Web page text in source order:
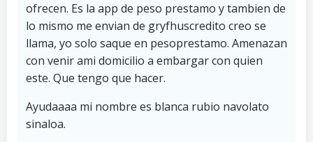
ofrecen. Es la app de peso prestamo y tambien de
lo mismo me envian de gryfhuscredito creo se
llama, yo solo saque en pesoprestamo. Amenazan
con venir ami domicilio a embargar con quien
este. Que tengo que hacer.
Ayudaaaa mi nombre es blanca rubio navolato
sinaloa.